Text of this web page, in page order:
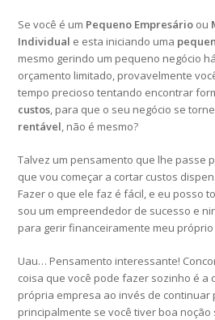
Se você é um Pequeno Empresário ou
Individual e esta iniciando uma
mesmo gerindo um pequeno negócio
orçamento limitado, provavelmente
tempo precioso tentando encontrar
custos, para que o seu negócio se
rentável, não é mesmo?
Talvez um pensamento que lhe passe
que vou começar a cortar custos
Fazer o que ele faz é fácil, e eu posso
sou um empreendedor de sucesso e
para gerir financeiramente meu próprio
Uau… Pensamento interessante!
coisa que você pode fazer sozinho é a
própria empresa ao invés de continuar
principalmente se você tiver boa noção